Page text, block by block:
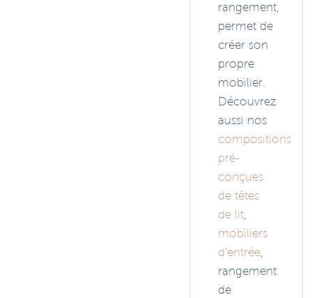
rangement,
permet de
créer son
propre
mobilier.
Découvrez
aussi nos
compositions
pré-
conçues
de têtes
de lit,
mobiliers
d’entrée,
rangement
de